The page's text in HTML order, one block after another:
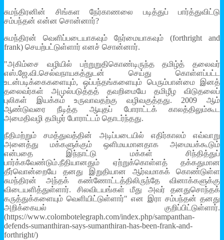
சுமந்திரனின் சிங்கள நேர்காணலை படித்துப் பார்த்துவிட்டு
சம்பந்தன் என்ன சொன்னார்?
சுமந்திரன் வெளிப்படையாகவும் நேர்மையாகவும் (forthright and
frank) செயற்பட்டுள்ளார் எனச் சொன்னார்.
"அகிம்சை வழியில் பற்றுறுதிகொண்டிருந்த தமிழ்த் தலைவர்
எஸ்.ஜே.வி.செல்வநாயகத்துடன் செய்து கொள்ளப்பட்ட
உடன்படிக்கைகளையும், ஒப்பந்தங்களையும் பெரும்பான்மை இனத்
தலைவர்கள் அமுல்படுத்தத் தவறிமையே தமிழீழ விடுதலைப்
புலிகள் இயக்கம் உருவாவதற்கு வழிவகுத்தது. 2009 ஆம்
ஆண்டுவரை நீடித்த ஆயுதப் போராட்டக் காலத்திலும்கூட
அமைதிவழி தமிழர் போராட்டம் தொடர்ந்தது.
நீதிமற்றும் சமத்துவத்தின் அடிப்படையில் எதிர்காலம் எவ்வாறு
அனைத்து மக்களுக்கும் ஒளிமயமானதாக அமையக்கூடும்
என்பதை இந்நாட்டு மக்கள் சிந்தித்துப்
பார்க்கவேண்டும்.நீதியானதும் ஏற்றுக்கொள்ளத் தக்கதுமான
தீர்வொன்றையே தனது இறுதியான ஆர்வமாகக் கொண்டுள்ள
சுமந்திரன் அந்தக் கண்ணோட்டத்திலிருந்தே வினாக்களுக்கு
விடையளித்துள்ளார். சிலவிடயங்கள் மீது அவர் தனதுசொந்தக்
கருத்துக்களையும் வெளியிட்டுள்ளார்" என இரா சம்பந்தன் தனது
அறிக்கையல் குறிப்பிட்டுள்ளார்.
(https://www.colombotelegraph.com/index.php/sampanthan-
defends-sumanthiran-says-sumanthiran-has-been-frank-and-
forthright/)